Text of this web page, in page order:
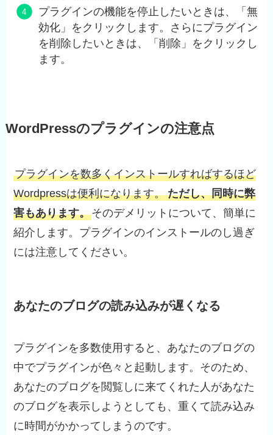
プラグインの機能を停止したいときは、「無
効化」をクリックします。さらにプラグイン
を削除したいときは、「削除」をクリックし
ます。
WordPressのプラグインの注意点
プラグインを数多くインストールすればするほど
Wordpressは便利になります。 ただし、同時に弊
害もあります。そのデメリットについて、簡単に
紹介します。プラグインのインストールのし過ぎ
には注意してください。
あなたのブログの読み込みが遅くなる
プラグインを多数使用すると、あなたのブログの
中でプラグインが色々と起動します。そのため、
あなたのブログを閲覧しに来てくれた人があなた
のブログを表示しようとしても、重くて読み込み
に時間がかかってしまうのです。